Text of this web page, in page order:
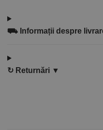
⛟ Informații despre
↻ Returnări ▼